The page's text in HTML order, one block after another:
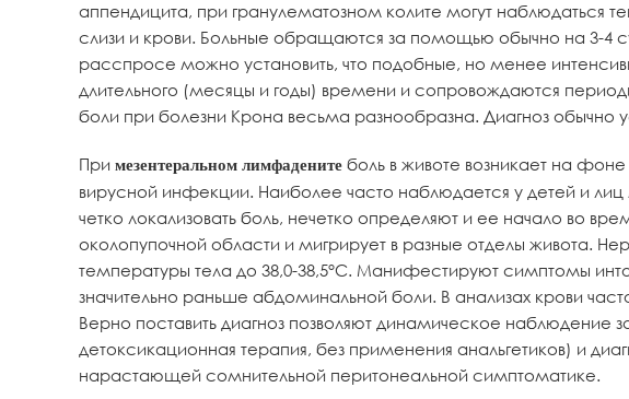
аппендицита, при гранулематозном колите могут наблюдаться
слизи и крови. Больные обращаются за помощью обычно на 3-4
расспросе можно установить, что подобные, но менее
длительного (месяцы и годы) времени и сопровождаются
боли при болезни Крона весьма разнообразна. Диагноз обычно
При мезентеральном лимфадените боль в животе возникает на
вирусной инфекции. Наиболее часто наблюдается у детей и
четко локализовать боль, нечетко определяют и ее начало во
околопупочной области и мигрирует в разные отделы живота.
температуры тела до 38,0-38,5°С. Манифестируют симптомы
значительно раньше абдоминальной боли. В анализах крови
Верно поставить диагноз позволяют динамическое наблюдение
детоксикационная терапия, без применения анальгетиков) и
нарастающей сомнительной перитонеальной симптоматике.